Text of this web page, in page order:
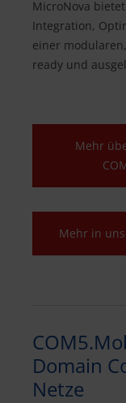
MicroNova
Integration,
einer
ready und
Mehr
Mehr in
Domain
Netze